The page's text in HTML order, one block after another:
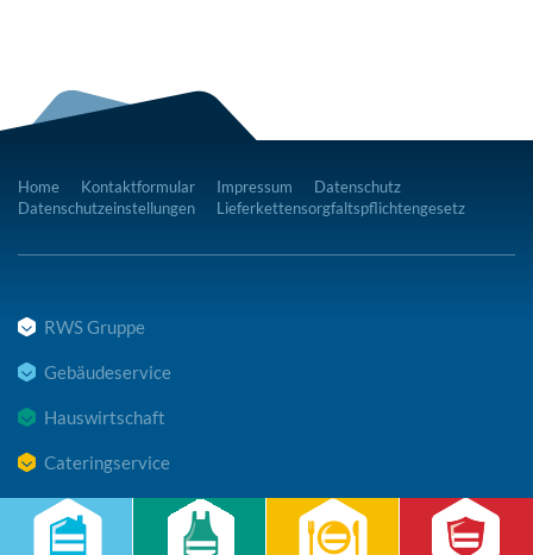
Home Kontaktformular Impressum
Datenschutz
Datenschutzeinstellungen
Lieferkettensorgfaltspflichtengesetz
RWS Gruppe
Gebäudeservice
Hauswirtschaft
Cateringservice
Sicherheitsservice